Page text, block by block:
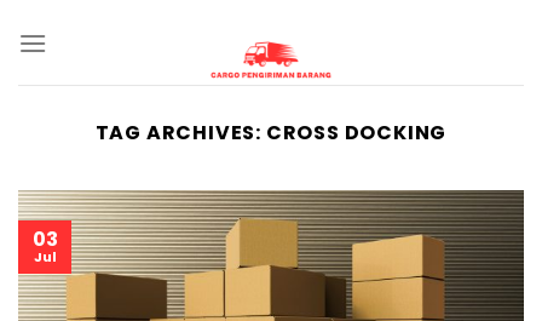
TAG ARCHIVES: CROSS DOCKING
03
Jul